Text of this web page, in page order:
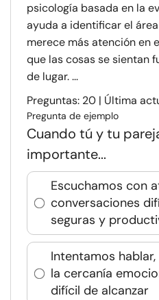
psicología basada en la
ayuda a identificar el
merece más atención en
que las cosas se sientan
de lugar. ...
Preguntas: 20 | Última
Pregunta de ejemplo
Cuando tú y tu
importante...
Escuchamos con
conversaciones
seguras y
Intentamos
la cercanía
difícil de alcanzar